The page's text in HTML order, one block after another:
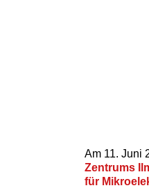
Am 11. Juni
Zentrums
für